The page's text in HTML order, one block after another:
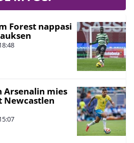
Forest nappasi
Arsenalin mies
Newcastlen